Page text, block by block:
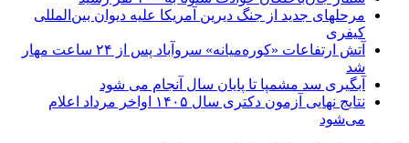
مرحله‎ای جدید از جنگ دیرین آمریکا علیه دیوان بین‌المللی
کیفری
آتش ارتفاعات «کوره‌میانه» سروآباد پس از ۲۴ ساعت مهار
شد
آبگیری سد مشمپا تا پایان سال آنجام می شود
نتایج نهایی آزمون دکتری سال ۱۴۰۵ اواخر مرداد اعلام
می‌شود